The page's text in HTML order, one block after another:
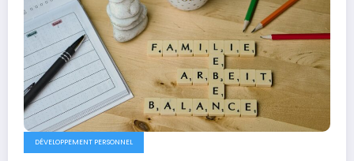
DÉVELOPPEMENT PERSONNEL